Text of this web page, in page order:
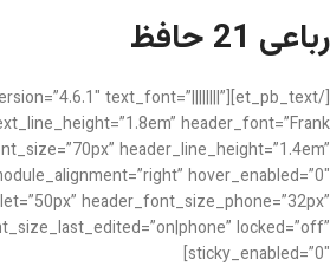
رباعی 21 حافظ
text_font=”||||||||”
header_font=”Frank
header_line_height=”1.4em”
hover_enabled=”0″
header_font_size_phone=”32px”
locked=”off”
sticky_enabled=”0″]